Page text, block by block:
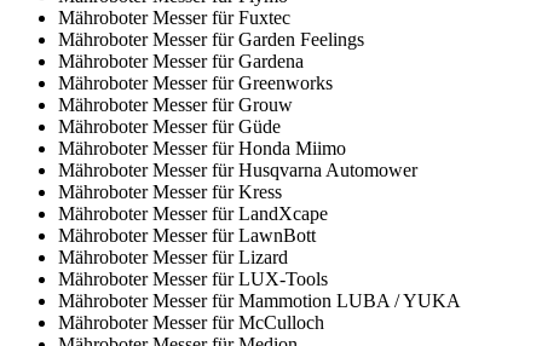
Mähroboter Messer für Fuxtec
Mähroboter Messer für Garden Feelings
Mähroboter Messer für Gardena
Mähroboter Messer für Greenworks
Mähroboter Messer für Grouw
Mähroboter Messer für Güde
Mähroboter Messer für Honda Miimo
Mähroboter Messer für Husqvarna Automower
Mähroboter Messer für Kress
Mähroboter Messer für LandXcape
Mähroboter Messer für LawnBott
Mähroboter Messer für Lizard
Mähroboter Messer für LUX-Tools
Mähroboter Messer für Mammotion LUBA / YUKA
Mähroboter Messer für McCulloch